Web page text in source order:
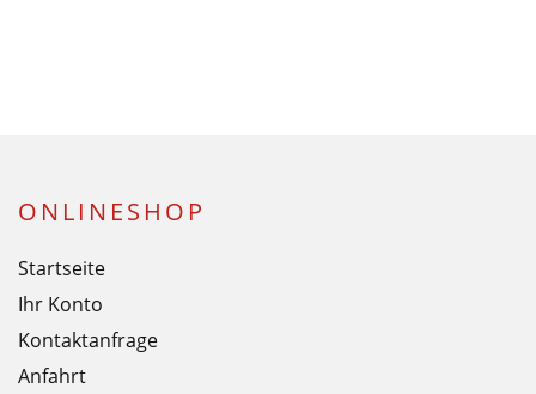
ONLINESHOP
Startseite
Ihr Konto
Kontaktanfrage
Anfahrt